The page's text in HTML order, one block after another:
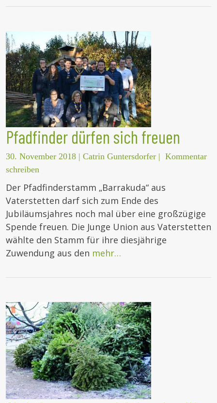
Pfadfinder dürfen sich freuen
30. November 2018 | Catrin Guntersdorfer | Kommentar
schreiben
Der Pfadfinderstamm „Barrakuda“ aus
Vaterstetten darf sich zum Ende des
Jubiläumsjahres noch mal über eine großzügige
Spende freuen. Die Junge Union aus Vaterstetten
wählte den Stamm für ihre diesjährige
Zuwendung aus den mehr…